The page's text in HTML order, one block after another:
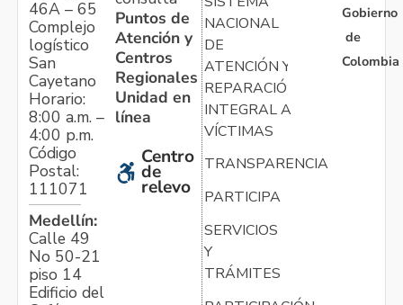
46A – 65
Complejo
logístico
San
Cayetano
Horario:
8:00 a.m. –
4:00 p.m.
Código
Postal:
111071
Medellín:
Calle 49
No 50-21
piso 14
Edificio del
Puntos de
Atención y
Centros
Regionales
Unidad en
línea
Centro
de
relevo
NACIONAL
DE
ATENCIÓN Y
REPARACIÓN
INTEGRAL A
VÍCTIMAS
TRANSPARENCIA
PARTICIPA
SERVICIOS
Y
TRÁMITES
Gobierno
de
Colombia